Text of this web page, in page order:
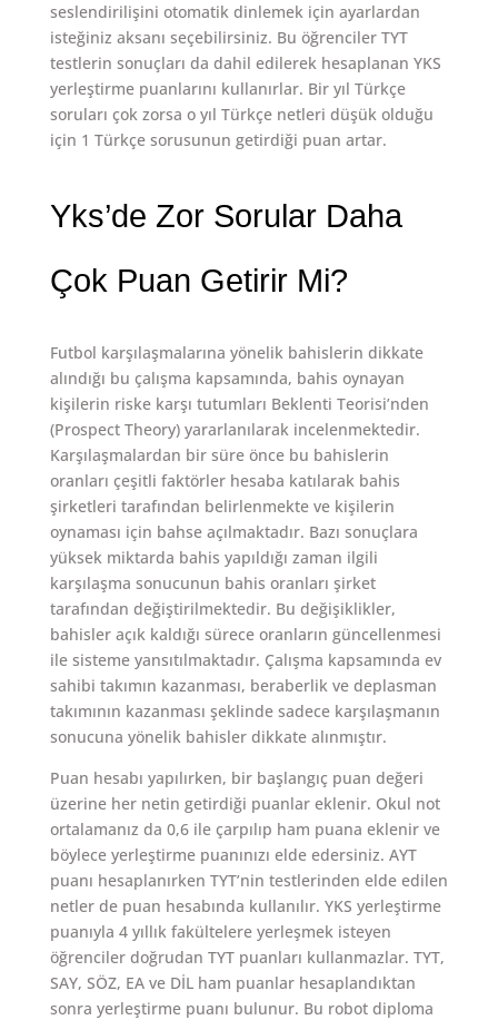
seslendirilişini otomatik dinlemek için ayarlardan
isteğiniz aksanı seçebilirsiniz. Bu öğrenciler TYT
testlerin sonuçları da dahil edilerek hesaplanan YKS
yerleştirme puanlarını kullanırlar. Bir yıl Türkçe
soruları çok zorsa o yıl Türkçe netleri düşük olduğu
için 1 Türkçe sorusunun getirdiği puan artar.
Yks’de Zor Sorular Daha
Çok Puan Getirir Mi?
Futbol karşılaşmalarına yönelik bahislerin dikkate
alındığı bu çalışma kapsamında, bahis oynayan
kişilerin riske karşı tutumları Beklenti Teorisi’nden
(Prospect Theory) yararlanılarak incelenmektedir.
Karşılaşmalardan bir süre önce bu bahislerin
oranları çeşitli faktörler hesaba katılarak bahis
şirketleri tarafından belirlenmekte ve kişilerin
oynaması için bahse açılmaktadır. Bazı sonuçlara
yüksek miktarda bahis yapıldığı zaman ilgili
karşılaşma sonucunun bahis oranları şirket
tarafından değiştirilmektedir. Bu değişiklikler,
bahisler açık kaldığı sürece oranların güncellenmesi
ile sisteme yansıtılmaktadır. Çalışma kapsamında ev
sahibi takımın kazanması, beraberlik ve deplasman
takımının kazanması şeklinde sadece karşılaşmanın
sonucuna yönelik bahisler dikkate alınmıştır.
Puan hesabı yapılırken, bir başlangıç puan değeri
üzerine her netin getirdiği puanlar eklenir. Okul not
ortalamanız da 0,6 ile çarpılıp ham puana eklenir ve
böylece yerleştirme puanınızı elde edersiniz. AYT
puanı hesaplanırken TYT’nin testlerinden elde edilen
netler de puan hesabında kullanılır. YKS yerleştirme
puanıyla 4 yıllık fakültelere yerleşmek isteyen
öğrenciler doğrudan TYT puanları kullanmazlar. TYT,
SAY, SÖZ, EA ve DİL ham puanlar hesaplandıktan
sonra yerleştirme puanı bulunur. Bu robot diploma